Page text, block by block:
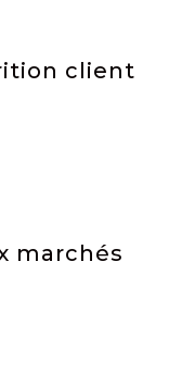
client
marchés